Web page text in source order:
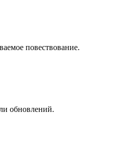
повествование.
обновлений.